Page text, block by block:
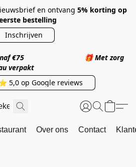
en ontvang 5% korting op
bestelling
Inschrijven
vanaf €75 🎁Met zorg
verpakt
5,0 op Google reviews
Over ons Contact